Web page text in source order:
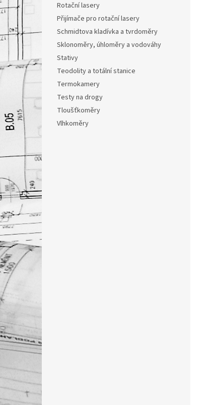
Rotační lasery
Přijímače pro rotační lasery
Schmidtova kladívka a tvrdoměry
Sklonoměry, úhloměry a vodováhy
Stativy
Teodolity a totální stanice
Termokamery
Testy na drogy
Tloušťkoměry
Vlhkoměry